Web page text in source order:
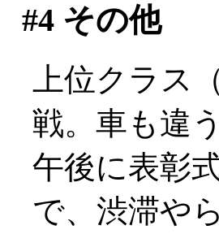
#4その他
上位クラス
戦。車も違
午後に表彰
で、渋滞や